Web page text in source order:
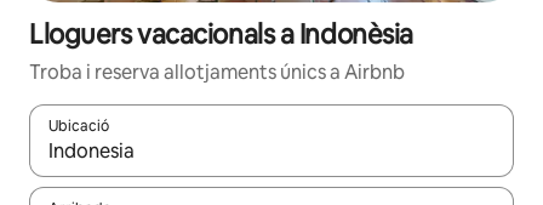
Lloguers vacacionals a Indonèsia
Troba i reserva allotjaments únics a Airbnb
Ubicació
Quan els resultats estiguin disponibles, podràs navegar-hi a